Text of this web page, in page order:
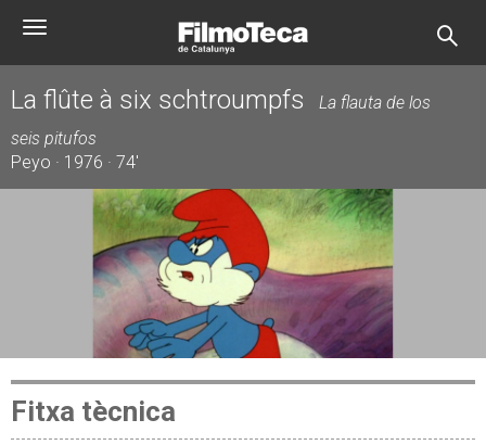
Toggle
La flûte à six schtroumpfs
La flauta de los
seis pitufos
Peyo · 1976 · 74'
Fitxa tècnica